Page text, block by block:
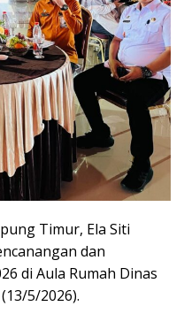
Timur, Ela Siti
dan
di Aula Rumah Dinas
5/2026).